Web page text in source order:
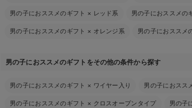
男の子におススメのギフト × レッド系 男の子におススメの
男の子におススメのギフト × オレンジ系 男の子におススメ
男の子におススメのギフトをその他の条件から探す
男の子におススメのギフト × ワイヤー入り 男の子におスス
男の子におススメのギフト × クロスオープンタイプ 男の子